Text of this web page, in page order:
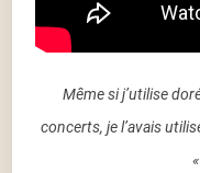
Même si j’utilise
concerts, je l’avais